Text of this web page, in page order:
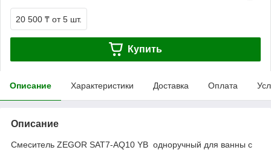
20 500 ₸ от 5 шт.
Купить
Описание Характеристики Доставка Оплата
Описание
Смеситель ZEGOR SAT7-AQ10 YB одноручный для ванны с